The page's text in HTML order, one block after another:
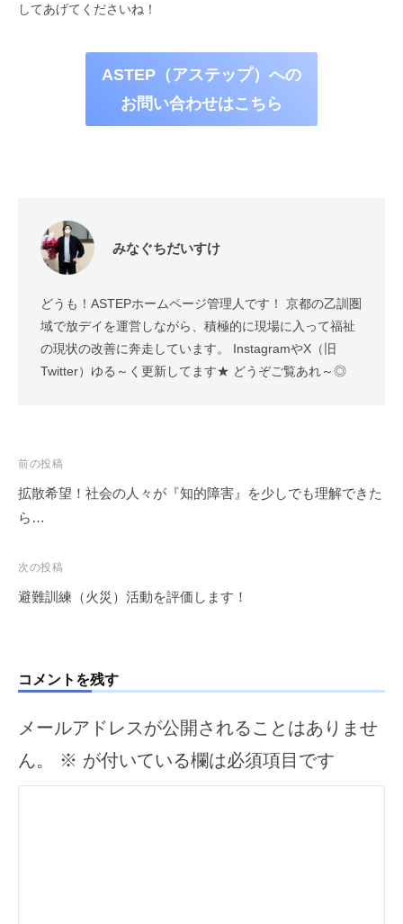
してあげてくださいね！
ASTEP（アステップ）への
お問い合わせはこちら
みなぐちだいすけ
どうも！ASTEPホームページ管理人です！ 京都の乙訓圏
域で放デイを運営しながら、積極的に現場に入って福祉
の現状の改善に奔走しています。 InstagramやX（旧
Twitter）ゆる～く更新してます★ どうぞご覧あれ～◎
投
稿
ナ
ゲ
ー
前の投稿
拡散希望！社会の人々が『知的障害』を少しでも理解できた
ら…
次の投稿
避難訓練（火災）活動を評価します！
コメントを残す
メールアドレスが公開されることはありませ
ん。
※ が付いている欄は必須項目です